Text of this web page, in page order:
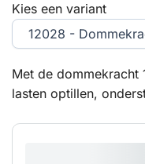
Met de dommekracht
lasten optillen,
hefkracht. U kunt
Kies een variant
12028 -